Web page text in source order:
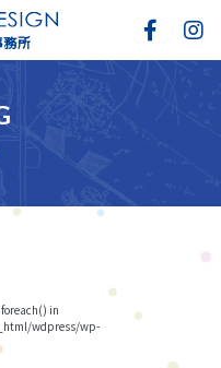
務所
in
wdpress/wp-